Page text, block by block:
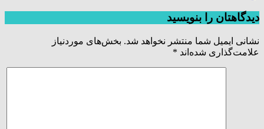
دیدگاهتان را بنویسید
نشانی ایمیل شما منتشر نخواهد شد. بخش‌های موردنیاز
علامت‌گذاری شده‌اند *